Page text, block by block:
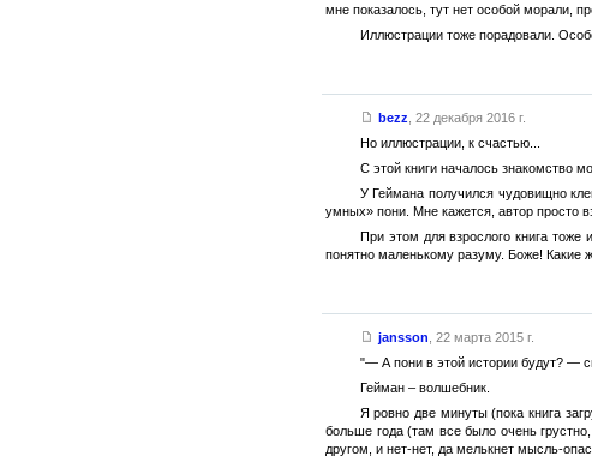
мне показалось, тут нет особой морали,
Иллюстрации тоже порадовали.
bezz 22 декабря 2016 г.
Но иллюстрации, к счастью...
С этой книги началось знакомство
У Геймана получился чудовищно
умных» пони. Мне кажется, автор просто
При этом для взрослого книга
понятно маленькому разуму. Боже! Какие
jansson 22 марта 2015 г.
"— А пони в этой истории будут? —
Гейман – волшебник.
Я ровно две минуты (пока книга
больше года (там все было очень
другом, и нет-нет, да мелькнет мысль-